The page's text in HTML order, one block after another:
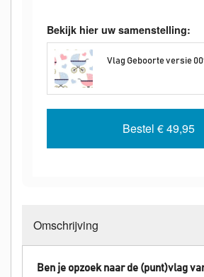
Bekijk hier uw samenstelling:
Vlag Geboorte versie
Bestel € 49,95
Omschrijving
Ben je opzoek naar de (punt)vlag